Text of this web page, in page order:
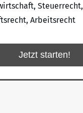
Steuerrecht,
Arbeitsrecht
Jetzt starten!